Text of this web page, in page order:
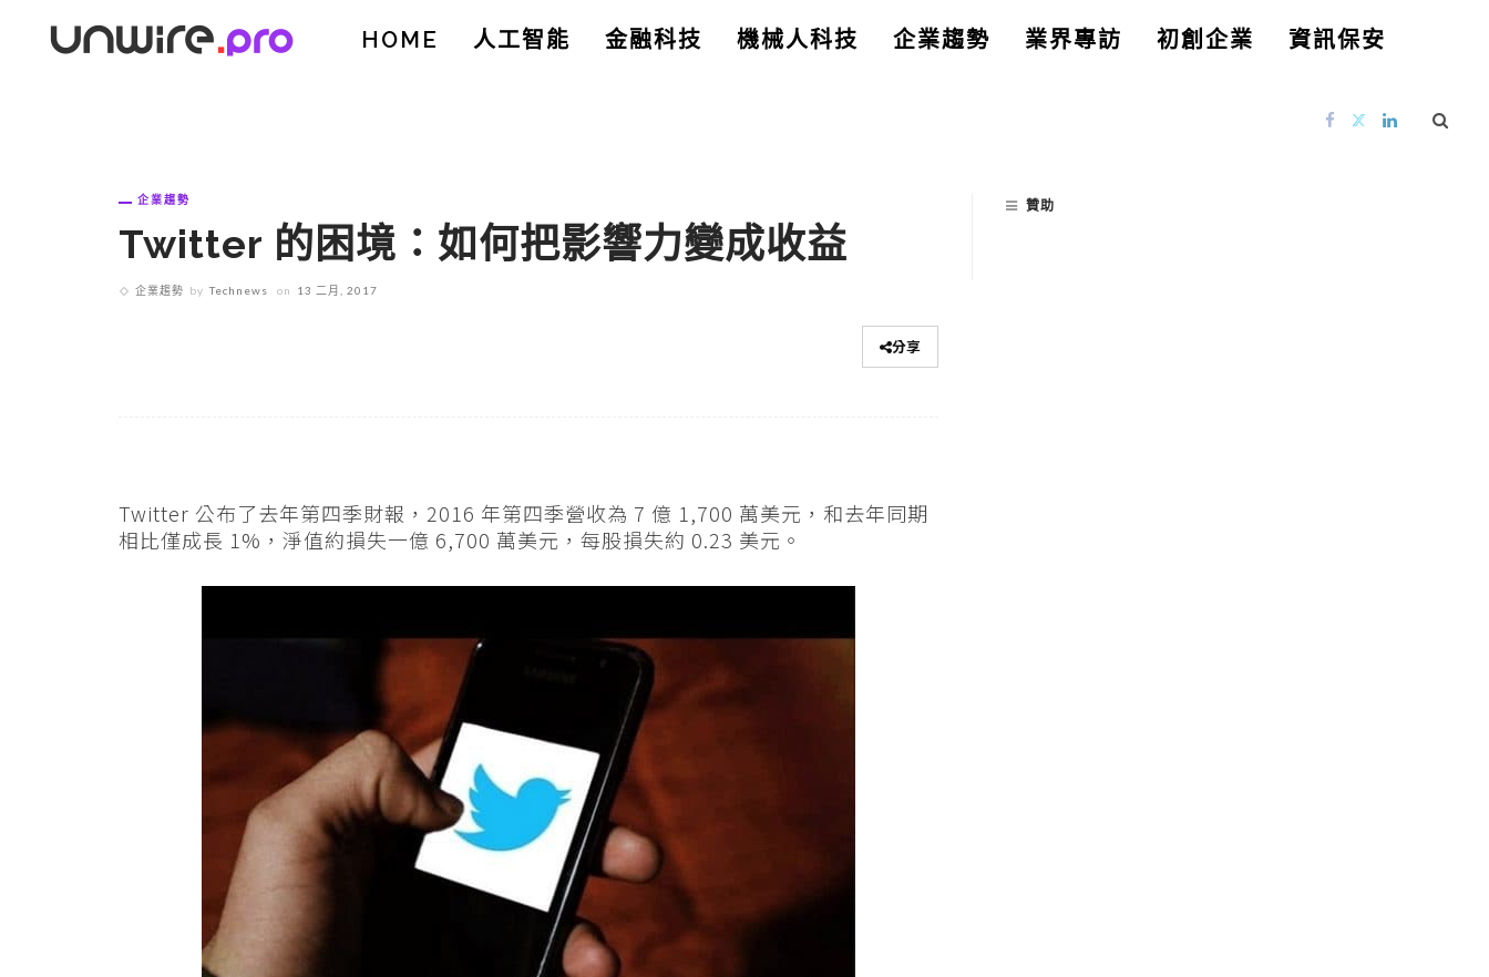
HOME 人工智能 金融科技 機械人科技 企業趨勢 業界專訪 初創企業 資訊保安
企業趨勢
Twitter 的困境：如何把影響力變成收益
企業趨勢 by Technews on 13 二月, 2017
分享
Twitter 公布了去年第四季財報，2016 年第四季營收為 7 億 1,700 萬美元，和去年同期
相比僅成長 1%，淨值約損失一億 6,700 萬美元，每股損失約 0.23 美元。
贊助